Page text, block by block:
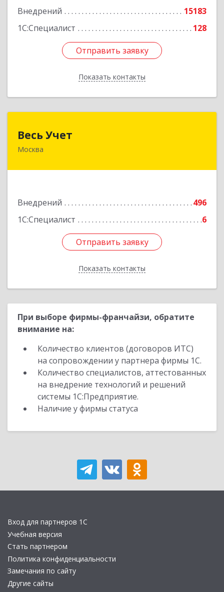
Внедрений
15183
1С:Специалист
128
Отправить заявку
Показать контакты
Подробнее
Отправить заявку
Назад
Весь Учет
Москва
Внедрений
496
1С:Специалист
6
Отправить заявку
Показать контакты
109004, Москва г, Николоямская ул, дом № 52,
Отправить заявку
Назад
При выборе фирмы-франчайзи, обратите
внимание на:
Количество клиентов (договоров ИТС)
на сопровождении у партнера фирмы 1С.
Количество специалистов, аттестованных
на внедрение технологий и решений
системы 1С:Предприятие.
Наличие у фирмы статуса
Вход для партнеров 1С
Учебная версия
Стать партнером
Политика конфиденциальности
Замечания по сайту
Другие сайты